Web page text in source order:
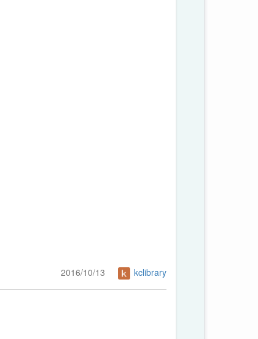
2016/10/13 kclibrary